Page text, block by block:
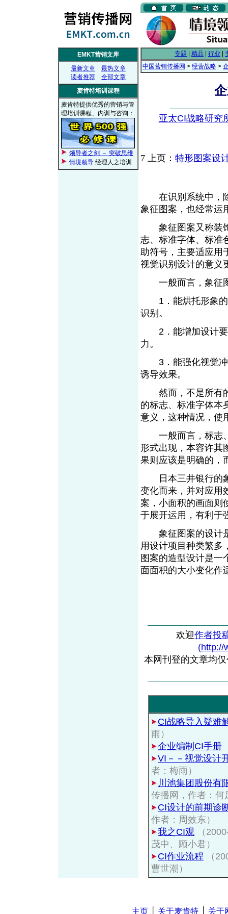
EMKT营销文库
最新文章
最热文章
读者推荐
全部文章
麦肯特培训课程
麦肯特提供优秀的营销与管
理培训课程、内训与咨询：
领导者之剑 － 突破思维
情境领导 经理人之培训
专题 精品 行业
中国营销传播网 > 经营战略 >
亚太CI战略研究
7 上页： 特形图案设
在识别系统中，除
象征图案，也经常运
象征图案又称装饰
志、标准字体、标准
助符号，主要适应用
视觉识别设计的意义
一般而言，象征
1．能烘托形象的
识别。
2．能增加设计要
力。
3．能强化视觉冲
诱导效果。
然而，不是所有的
的标志、标准字体本
意义，这种情况，使
一般而言，标志、
形式出现，本容许其
果则应该是明确的，
日本三井银行的象
变化而来，并对应用
案，小面积的画面则
于展开运用，有利于
象征图案的设计是
用设计项目种类繁多
图案的造型设计是一
面面积的大小变化作
欢迎作者投
(http://
本网刊登的文章均
CI战略导入疑难
雨）
企业编制CI手册
VI－－视觉设计
者：梅雨）
川池集团股份有
传播网，作者：何
CI设计的前期诊
作者：周效东）
我之CI观
（
茂中、顾小君）
CI作业流程
（
曹世潮）
主页│ 关于麦肯特│ 关于